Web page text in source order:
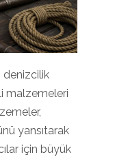
denizcilik
malzemeleri
yansıtarak
için büyük